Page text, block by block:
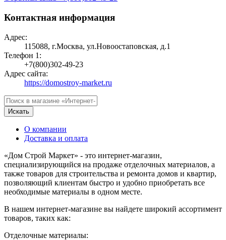
Контактная информация
Адрес:
115088, г.Москва, ул.Новоостаповская, д.1
Телефон 1:
+7(800)302-49-23
Адрес сайта:
https://domostroy-market.ru
Искать
О компании
Доставка и оплата
«Дом Строй Маркет» - это интернет-магазин,
специализирующийся на продаже отделочных материалов, а
также товаров для строительства и ремонта домов и квартир,
позволяющий клиентам быстро и удобно приобретать все
необходимые материалы в одном месте.
В нашем интернет-магазине вы найдете широкий ассортимент
товаров, таких как:
Отделочные материалы: